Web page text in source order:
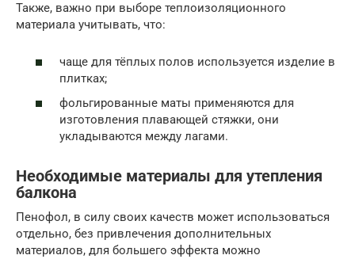
Также, важно при выборе теплоизоляционного
материала учитывать, что:
чаще для тёплых полов используется изделие в
плитках;
фольгированные маты применяются для
изготовления плавающей стяжки, они
укладываются между лагами.
Необходимые материалы для утепления
балкона
Пенофол, в силу своих качеств может использоваться
отдельно, без привлечения дополнительных
материалов, для большего эффекта можно